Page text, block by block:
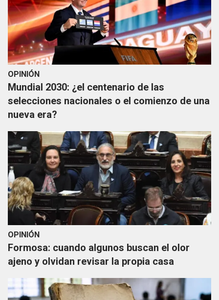
OPINIÓN
Mundial 2030: ¿el centenario de las
selecciones nacionales o el comienzo de una
nueva era?
OPINIÓN
Formosa: cuando algunos buscan el olor
ajeno y olvidan revisar la propia casa